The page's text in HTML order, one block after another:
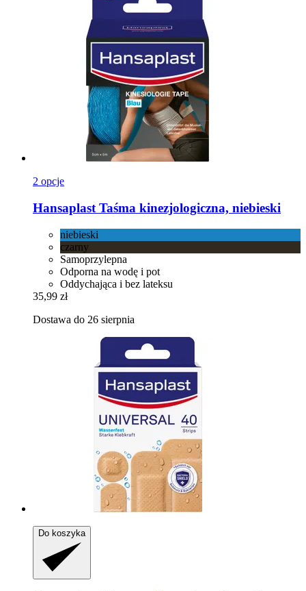
2 opcje
Hansaplast Taśma kinezjologiczna, niebieski
niebieski
czarny
Samoprzylepna
Odporna na wodę i pot
Oddychająca i bez lateksu
35,99 zł
Dostawa do 26 sierpnia
Do koszyka